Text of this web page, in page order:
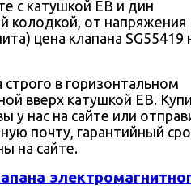
с катушкой EB и дин
колодкой, от напряжения
цена клапана SG55419
в горизонтальном
вверх катушкой EB.
у нас на сайте или
почту, гарантийный
на сайте.